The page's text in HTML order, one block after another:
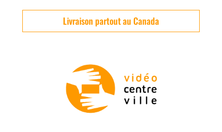
Livraison partout au Canada